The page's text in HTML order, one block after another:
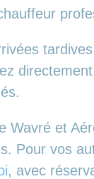
et
Pour vos
, avec